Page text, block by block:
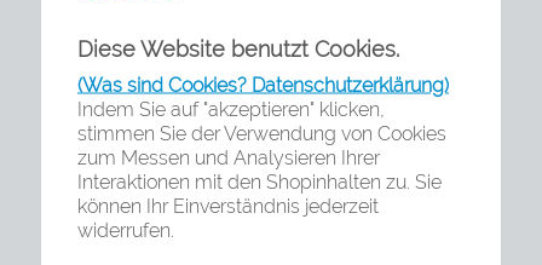
Diese Website benutzt Cookies.
(Was sind Cookies? Datenschutzerklärung)
Indem Sie auf "akzeptieren" klicken,
stimmen Sie der Verwendung von Cookies
zum Messen und Analysieren Ihrer
Interaktionen mit den Shopinhalten zu. Sie
können Ihr Einverständnis jederzeit
widerrufen.
Einfach in der Handhabung
Geeignet für begrenzte Platzverhältnisse
Das Medium ist mit einem Staubbindemittel
ausgerüstet